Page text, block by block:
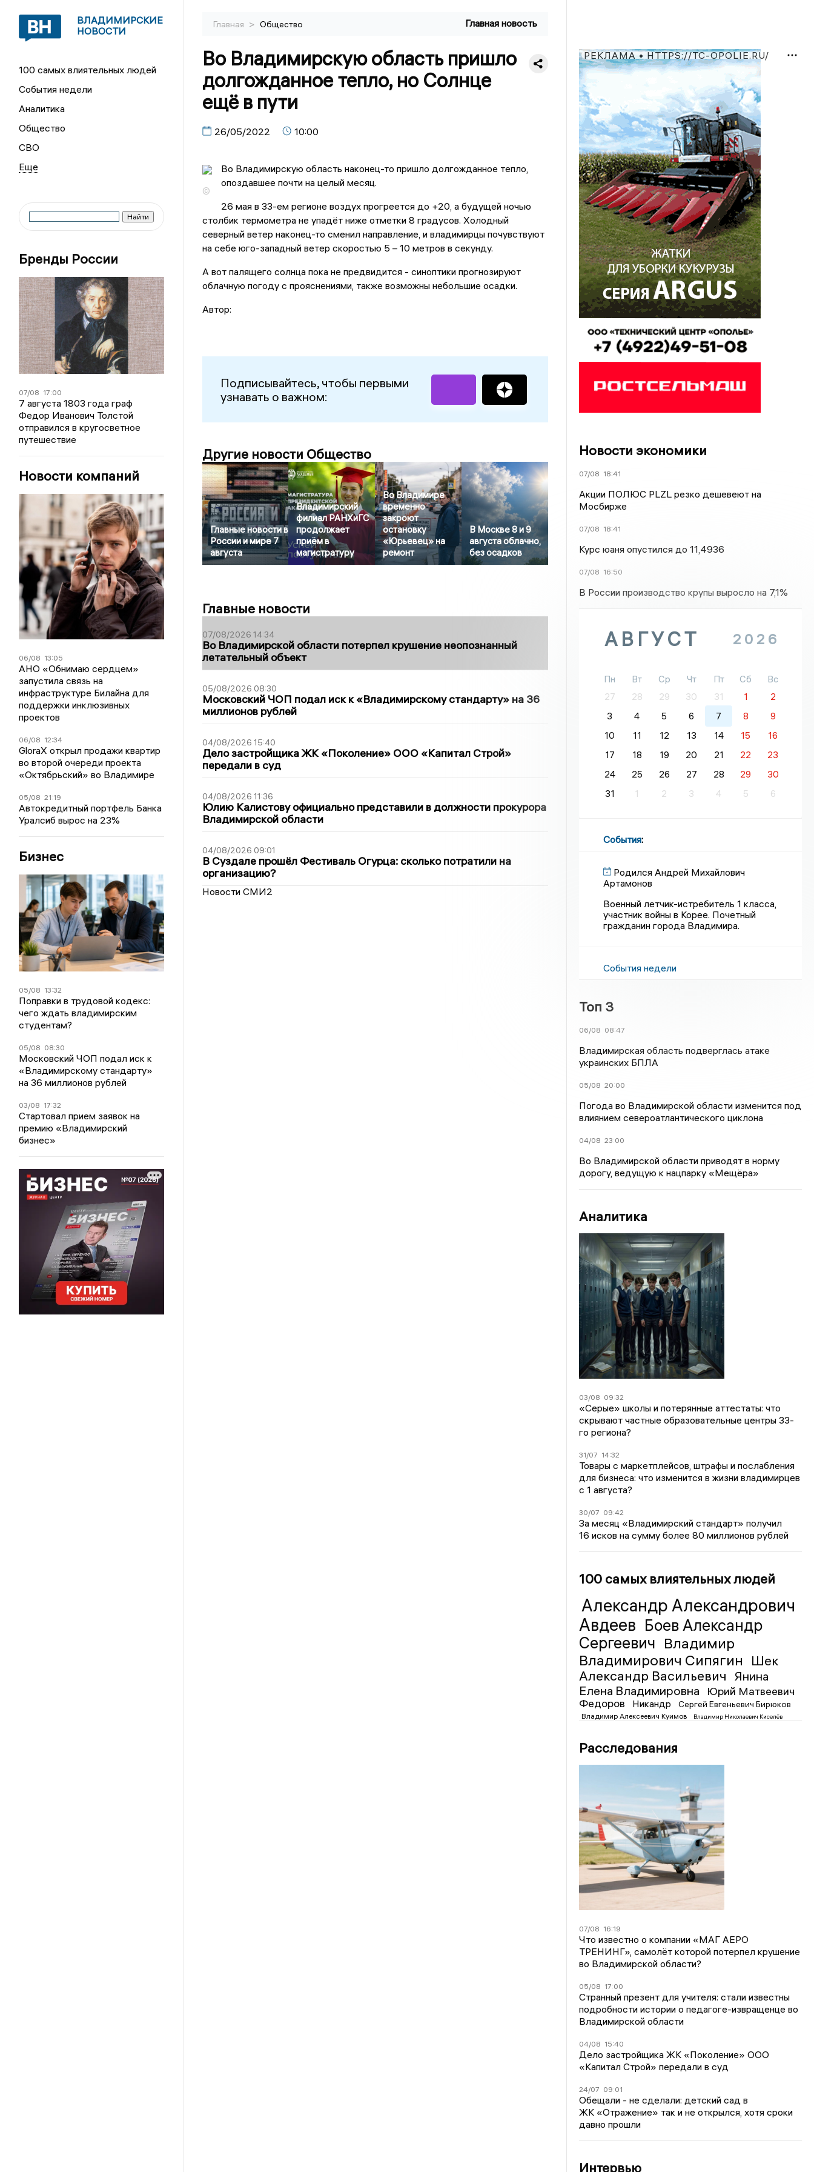
ВЛАДИМИРСКИЕ
НОВОСТИ
100 самых влиятельных людей
События недели
Аналитика
Общество
СВО
Бренды России
07/08 17:00
7 августа 1803 года граф
Федор Иванович Толстой
отправился в кругосветное
путешествие
Новости компаний
06/08 13:05
АНО «Обнимаю сердцем»
запустила связь на
инфраструктуре Билайна для
поддержки инклюзивных
проектов
06/08 12:34
GloraX открыл продажи квартир
во второй очереди проекта
«Октябрьский» во Владимире
05/08 21:19
Автокредитный портфель Банка
Уралсиб вырос на 23%
Бизнес
05/08 13:32
Поправки в трудовой кодекс:
чего ждать владимирским
студентам?
05/08 08:30
Московский ЧОП подал иск к
«Владимирскому стандарту»
на 36 миллионов рублей
03/08 17:32
Стартовал прием заявок на
премию «Владимирский
бизнес»
Главная > Общество Главная новость
Во Владимирскую область пришло
долгожданное тепло, но Солнце
ещё в пути
26/05/2022 10:00
©
Во Владимирскую область наконец-то пришло долгожданное тепло,
опоздавшее почти на целый месяц.
26 мая в 33-ем регионе воздух прогреется до +20, а будущей ночью
столбик термометра не упадёт ниже отметки 8 градусов. Холодный
северный ветер наконец-то сменил направление, и владимирцы почувствуют
на себе юго-западный ветер скоростью 5 – 10 метров в секунду.
А вот палящего солнца пока не предвидится - синоптики прогнозируют
облачную погоду с прояснениями, также возможны небольшие осадки.
Автор:
Подписывайтесь, чтобы первыми
узнавать о важном:
Другие новости Общество
Главные новости в
России и мире 7
августа
Владимирский
филиал РАНХиГС
продолжает
приём в
магистратуру
Во Владимире
временно
закроют
остановку
«Юрьевец» на
ремонт
В Москве 8 и 9
августа облачно,
без осадков
Главные новости
07/08/2026 14:34
Во Владимирской области потерпел крушение неопознанный
летательный объект
05/08/2026 08:30
Московский ЧОП подал иск к «Владимирскому стандарту» на 36
миллионов рублей
04/08/2026 15:40
Дело застройщика ЖК «Поколение» ООО «Капитал Строй»
передали в суд
04/08/2026 11:36
Юлию Калистову официально представили в должности прокурора
Владимирской области
04/08/2026 09:01
В Суздале прошёл Фестиваль Огурца: сколько потратили на
организацию?
Новости СМИ2
РЕКЛАМА • HTTPS://TC-OPOLIE.RU/
Новости экономики
07/08 18:41
Акции ПОЛЮС PLZL резко дешевеют на
Мосбирже
07/08 18:41
Курс юаня опустился до 11,4936
07/08 16:50
В России производство крупы выросло на 7,1%
АВГУСТ 2026
Пн Вт Ср Чт Пт Сб
Вс
27
28 29 30 31 1
2
3
4 5 6 7 8
9
10
11 12 13 14 15
16
17
18 19 20 21 22
23
24
25 26 27 28 29
30
31
1 2 3 4 5 6
События:
Родился Андрей Михайлович
Артамонов
Военный летчик-истребитель 1 класса,
участник войны в Корее. Почетный
гражданин города Владимира.
События недели
Топ 3
06/08 08:47
Владимирская область подверглась атаке
украинских БПЛА
05/08 20:00
Погода во Владимирской области изменится под
влиянием североатлантического циклона
04/08 23:00
Во Владимирской области приводят в норму
дорогу, ведущую к нацпарку «Мещёра»
Аналитика
03/08 09:32
«Серые» школы и потерянные аттестаты: что
скрывают частные образовательные центры 33-
го региона?
31/07 14:32
Товары с маркетплейсов, штрафы и послабления
для бизнеса: что изменится в жизни владимирцев
с 1 августа?
30/07 09:42
За месяц «Владимирский стандарт» получил
16 исков на сумму более 80 миллионов рублей
100 самых влиятельных людей
Александр Александрович
Авдеев Боев Александр
Сергеевич Владимир
Владимирович Сипягин Шек
Александр Васильевич
Янина
Елена Владимировна
Юрий Матвеевич
Федоров
Никандр Сергей Евгеньевич Бирюков
Владимир Алексеевич Куимов Владимир Николаевич Киселёв
Расследования
07/08 16:19
Что известно о компании «МАГ АЕРО
ТРЕНИНГ», самолёт которой потерпел крушение
во Владимирской области?
05/08 17:00
Странный презент для учителя: стали известны
подробности истории о педагоге-извращенце во
Владимирской области
04/08 15:40
Дело застройщика ЖК «Поколение» ООО
«Капитал Строй» передали в суд
24/07 09:01
Обещали - не сделали: детский сад в
ЖК «Отражение» так и не открылся, хотя сроки
давно прошли
Интервью